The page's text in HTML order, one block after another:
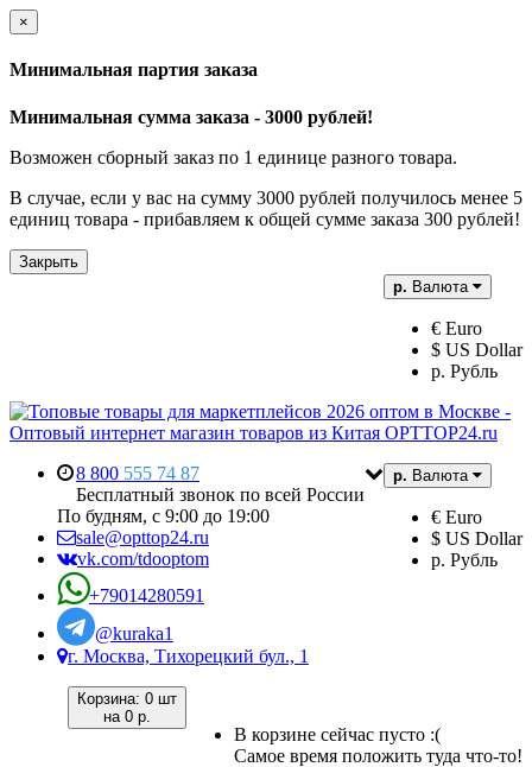
×
Минимальная партия заказа
Минимальная сумма заказа - 3000 рублей!
Возможен сборный заказ по 1 единице разного товара.
В случае, если у вас на сумму 3000 рублей получилось менее 5
единиц товара - прибавляем к общей сумме заказа 300 рублей!
Закрыть
р. Валюта
€ Euro
$ US Dollar
р. Рубль
р. Валюта
€ Euro
$ US Dollar
р. Рубль
8 800 555 74 87
Бесплатный звонок по всей России
По будням, с 9:00 до 19:00
sale@opttop24.ru
vk.com/tdooptom
+79014280591
@kuraka1
г. Москва, Тихорецкий бул., 1
Корзина: 0 шт
на 0 р.
В корзине сейчас пусто :(
Самое время положить туда что-то!